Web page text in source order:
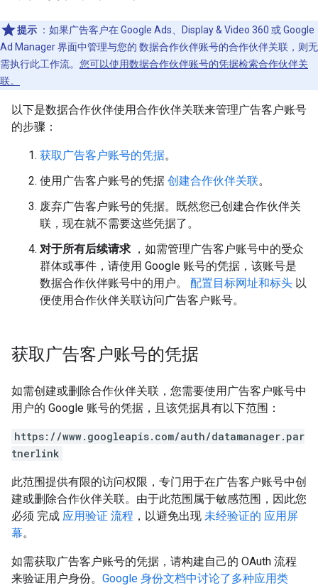
提示 ：如果广告客户在 Google Ads、Display & Video 360 或 Google
Ad Manager 界面中管理与您的 数据合作伙伴账号的合作伙伴关联，则无
需执行此工作流。 您可以使用数据合作伙伴账号的凭据检索合作伙伴关
联。
以下是数据合作伙伴使用合作伙伴关联来管理广告客户账号
的步骤：
获取广告客户账号的凭据。
使用广告客户账号的凭据 创建合作伙伴关联。
废弃广告客户账号的凭据。既然您已创建合作伙伴关
联，现在就不需要这些凭据了。
对于所有后续请求 ，如需管理广告客户账号中的受众
群体或事件，请使用 Google 账号的凭据，该账号是
数据合作伙伴账号中的用户。 配置目标网址和标头 以
便使用合作伙伴关联访问广告客户账号。
获取广告客户账号的凭据
如需创建或删除合作伙伴关联，您需要使用广告客户账号中
用户的 Google 账号的凭据，且该凭据具有以下范围：
https://www.googleapis.com/auth/datamanager.par
tnerlink
此范围提供有限的访问权限，专门用于在广告客户账号中创
建或删除合作伙伴关联。由于此范围属于敏感范围，因此您
必须 完成 应用验证 流程 ，以避免出现 未经验证的 应用屏
幕。
如需获取广告客户账号的凭据，请构建自己的 OAuth 流程
来验证用户身份。 Google 身份文档中讨论了多种应用类